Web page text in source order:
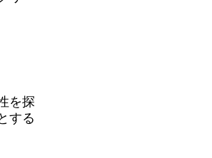
を探
する